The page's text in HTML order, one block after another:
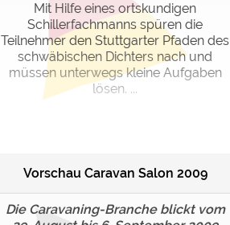
Mit Hilfe eines ortskundigen
Schillerfachmanns spüren die
Teilnehmer den Stuttgarter Pfaden des
schwäbischen Dichters nach und
müssen unterwegs kleine Aufgaben
lösen. ...
Vorschau Caravan Salon 2009
Die Caravaning-Branche blickt vom